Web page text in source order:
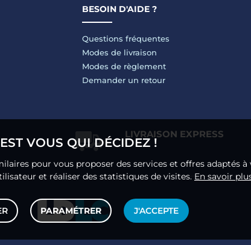
BESOIN D'AIDE ?
Questions fréquentes
Modes de livraison
Modes de règlement
Demander un retour
LIVRAISON EXPRESS
VOUS QUI DÉCIDEZ !
pour vous proposer des services et offres adaptés
et réaliser des statistiques de visites. En savoir
PARAMÉTRER J'ACCEPTE